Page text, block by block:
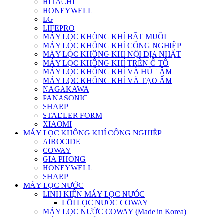
HITACHI
HONEYWELL
LG
LIFEPRO
MÁY LỌC KHÔNG KHÍ BẮT MUỖI
MÁY LỌC KHÔNG KHÍ CÔNG NGHIỆP
MÁY LỌC KHÔNG KHÍ NỘI ĐỊA NHẬT
MÁY LỌC KHÔNG KHÍ TRÊN Ô TÔ
MÁY LỌC KHÔNG KHÍ VÀ HÚT ẨM
MÁY LỌC KHÔNG KHÍ VÀ TẠO ẨM
NAGAKAWA
PANASONIC
SHARP
STADLER FORM
XIAOMI
MÁY LỌC KHÔNG KHÍ CÔNG NGHIỆP
AIROCIDE
COWAY
GIA PHONG
HONEYWELL
SHARP
MÁY LỌC NƯỚC
LINH KIỆN MÁY LỌC NƯỚC
LÕI LỌC NƯỚC COWAY
MÁY LỌC NƯỚC COWAY (Made in Korea)